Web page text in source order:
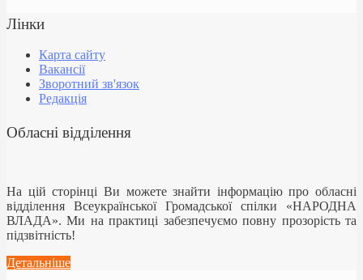
Лінки
Карта сайту
Вакансії
Зворотний зв'язок
Редакція
Обласні відділення
На цій сторінці Ви можете знайти інформацію про обласні
відділення Всеукраїнської Громадської спілки «НАРОДНА
ВЛАДА». Ми на практиці забезпечуємо повну прозорість та
підзвітність!
Детальніше